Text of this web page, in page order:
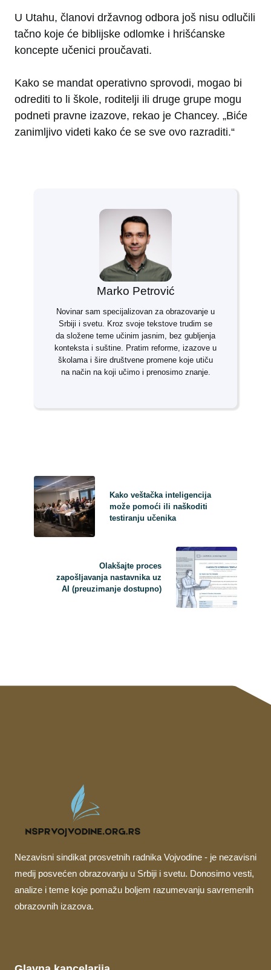
U Utahu, članovi državnog odbora još nisu odlučili
tačno koje će biblijske odlomke i hrišćanske
koncepte učenici proučavati.
Kako se mandat operativno sprovodi, mogao bi
odrediti to li škole, roditelji ili druge grupe mogu
podneti pravne izazove, rekao je Chancey. „Biće
zanimljivo videti kako će se sve ovo razraditi.“
Marko Petrović
Novinar sam specijalizovan za obrazovanje u
Srbiji i svetu. Kroz svoje tekstove trudim se
da složene teme učinim jasnim, bez gubljenja
konteksta i suštine. Pratim reforme, izazove u
školama i šire društvene promene koje utiču
na način na koji učimo i prenosimo znanje.
Kako veštačka inteligencija
može pomoći ili naškoditi
testiranju učenika
Olakšajte proces
zapošljavanja nastavnika uz
AI (preuzimanje dostupno)
Nezavisni sindikat prosvetnih radnika Vojvodine - je nezavisni
medij posvećen obrazovanju u Srbiji i svetu. Donosimo vesti,
analize i teme koje pomažu boljem razumevanju savremenih
obrazovnih izazova.